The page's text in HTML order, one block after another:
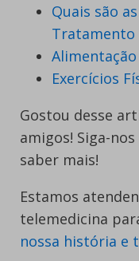
Quais são
Tratamento
Exercícios
Gostou desse
amigos! Siga-
saber mais!
Estamos
telemedicina
nossa história e